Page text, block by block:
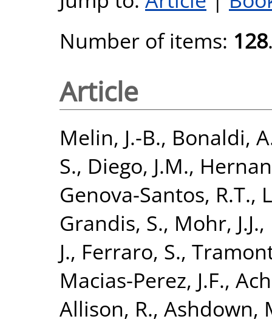
Number of items: 128
Article
Melin, J.-B., Bonaldi,
S., Diego, J.M.,
Genova-Santos, R.T.,
Grandis, S., Mohr, J.J.,
J., Ferraro, S.,
Macias-Perez, J.F.,
Allison, R., Ashdown,